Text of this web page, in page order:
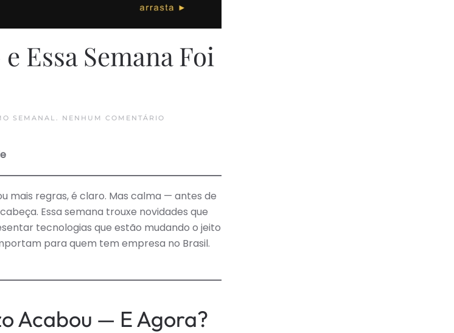
Essa Semana Foi
SEMANAL NENHUM COMENTÁRIO
SEMANA
FOI
PROVA
DISSO
mais regras, é claro. Mas calma — antes de
Essa semana trouxe novidades que
tecnologias que estão mudando o jeito
para quem tem empresa no Brasil.
Acabou — E Agora?